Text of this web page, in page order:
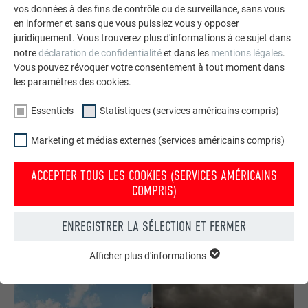
Commander gratuitement des prospectus PREFA
crues – avec les produits PREFA en aluminium, votre maison
est non seulement jolie, mais aussi bien protégée !
COMMANDER GRATUITEMENT
vos données à des fins de contrôle ou de surveillance, sans vous
en informer et sans que vous puissiez vous y opposer
juridiquement. Vous trouverez plus d'informations à ce sujet dans
notredéclaration de confidentialitéet dans les mentions légales.
Vous pouvez révoquer votre consentement à tout moment dans
les paramètres des cookies.
Essentiels Statistiques (services américains compris)
Marketing et médias externes (services américains compris)
ACCEPTER TOUS LES COOKIES (SERVICES AMÉRICAINS
COMPRIS)
ENREGISTRER LA SÉLECTION ET FERMER
fonctions de base du site Internet. Ils garantissent que le site
Internet fonctionne correctement.
Afficher plus d'informations